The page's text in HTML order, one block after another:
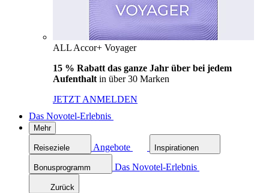
ALL Accor+ Voyager
15 % Rabatt das ganze Jahr über bei jedem
Aufenthalt in über 30 Marken
JETZT ANMELDEN
Das Novotel-Erlebnis
Mehr
Reiseziele Angebote Inspirationen
Bonusprogramm Das Novotel-Erlebnis
Zurück